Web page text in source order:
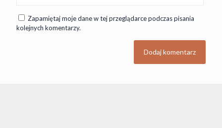
Zapamiętaj moje dane w tej przeglądarce podczas pisania
kolejnych komentarzy.